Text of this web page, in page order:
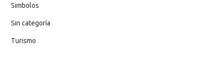
Simbolos
Sin categoría
Turismo